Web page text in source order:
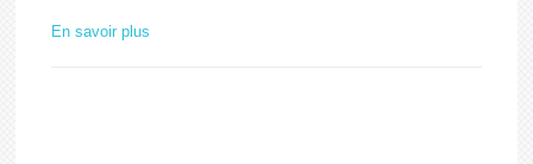
En savoir plus